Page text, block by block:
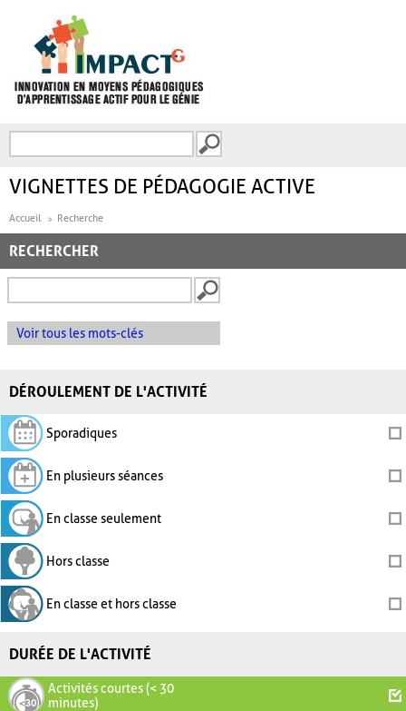
FORMULAIRE DE
VIGNETTES DE PÉDAGOGIE ACTIVE
Accueil Recherche
RECHERCHER
Voir tous les mots-clés
DÉROULEMENT DE L'ACTIVITÉ
Sporadiques
En plusieurs séances
En classe seulement
Hors classe
En classe et hors classe
DURÉE DE L'ACTIVITÉ
Activités courtes (< 30
minutes)